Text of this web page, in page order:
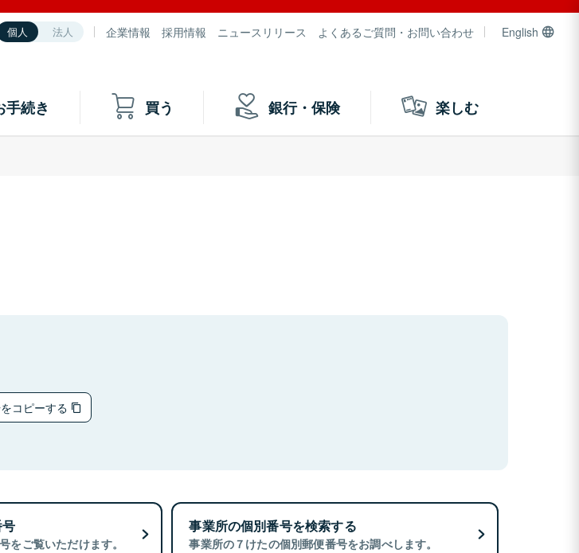
個人 法人 企業情報 採用情報 ニュースリリース よくあるご質問・お問い合わせ English
手続き 買う 銀行・保険 楽しむ
コピーする
をご覧いただけます。
事業所の個別番号を検索する
事業所の７けたの個別郵便番号をお調べします。